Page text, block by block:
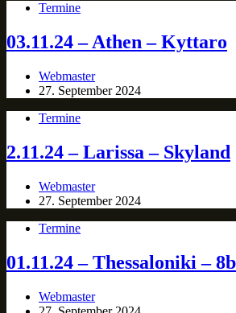
Termine
03.11.24 – Athen – Kyttaro
Webmaster
27. September 2024
Termine
2.11.24 – Larissa – Skyland
Webmaster
27. September 2024
Termine
01.11.24 – Thessaloniki –
Webmaster